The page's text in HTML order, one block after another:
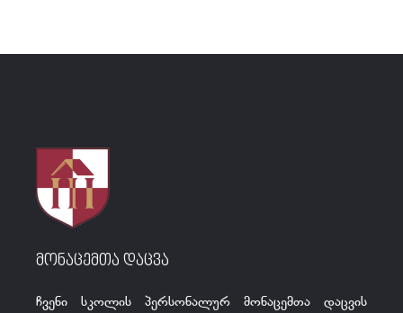
მონაცემთა დაცვა
ჩვენი სკოლის პერსონალურ მონაცემთა დაცვის